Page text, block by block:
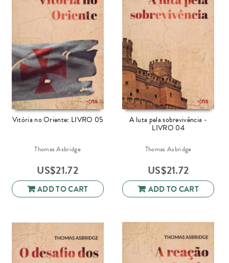
Vitória no Oriente: LIVRO 05
Thomas Asbridge
US$21.72
ADD TO CART
A luta pela sobrevivência -
LIVRO 04
Thomas Asbridge
US$21.72
ADD TO CART